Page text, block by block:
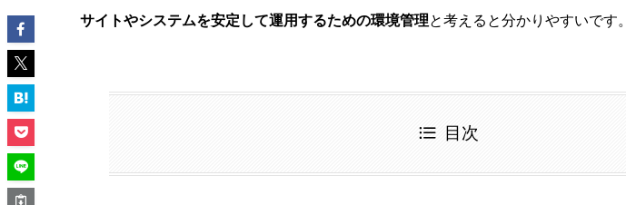
サイトやシステムを安定して運用するための環境管理と考えると分かりやすいです。
目次